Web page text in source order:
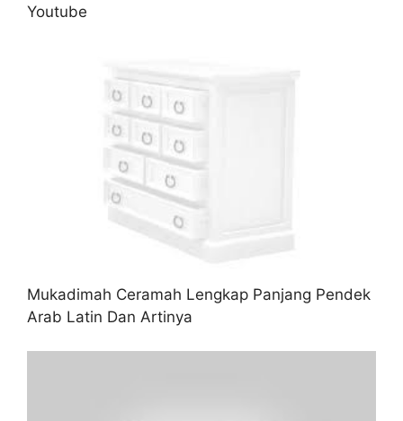
Youtube
Mukadimah Ceramah Lengkap Panjang Pendek
Arab Latin Dan Artinya